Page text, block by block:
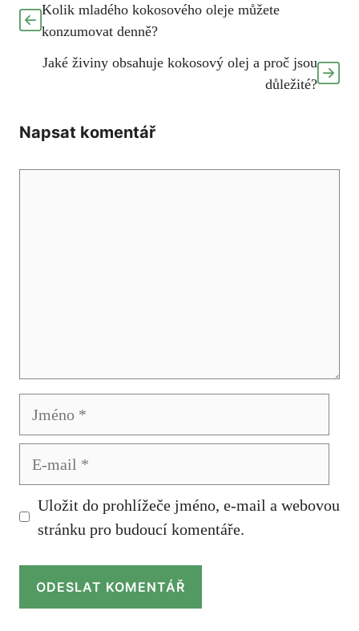
Kolik mladého kokosového oleje můžete
konzumovat denně?
Jaké živiny obsahuje kokosový olej a proč jsou
důležité?
Napsat komentář
Jméno
Uložit do prohlížeče jméno, e-mail a webovou
stránku pro budoucí komentáře.